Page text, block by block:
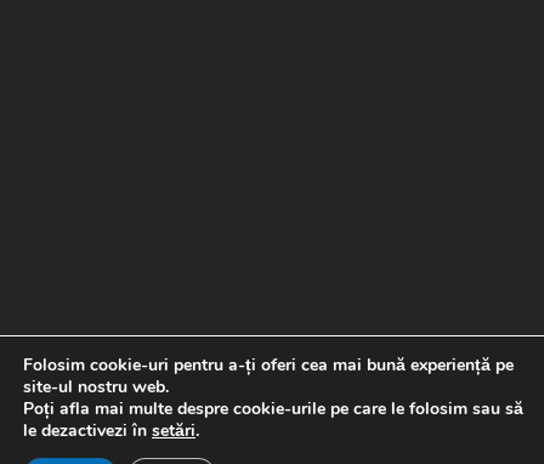
Copyright © 2026 Banda de picurare |
Folosim cookie-uri pentru a-ți oferi cea mai bună experiență pe
site-ul nostru web.
Poți afla mai multe despre cookie-urile pe care le folosim sau să
le dezactivezi în setări.